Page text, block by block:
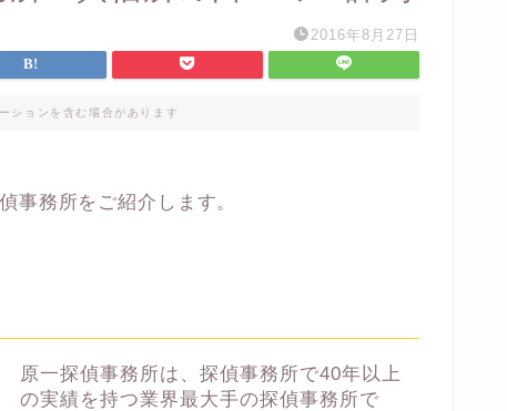
2016年8月27日
ションを含む場合があります
事務所をご紹介します。
原一探偵事務所は、探偵事務所で40年以上
の実績を持つ業界最大手の探偵事務所で